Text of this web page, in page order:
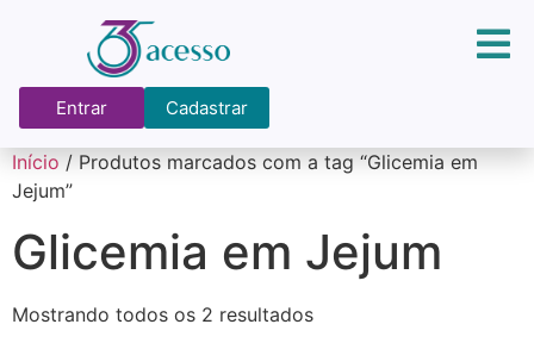
Entrar Cadastrar
Início / Produtos marcados com a tag “Glicemia em
Jejum”
Glicemia em Jejum
Mostrando todos os 2 resultados